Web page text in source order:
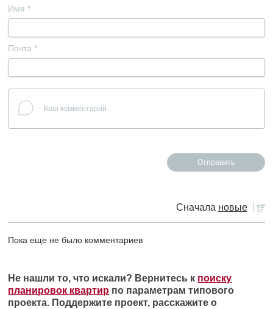
Имя *
Почта *
Сначала новые
Пока еще не было комментариев
Не нашли то, что искали? Вернитесь к поиску
планировок квартир по параметрам типового
проекта. Поддержите проект, расскажите о